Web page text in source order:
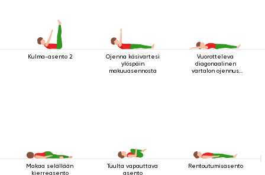
Kulma-asento 2
Ojenna käsivartesi
ylöspäin
makuuasennosta
Vuorotteleva
diagonaalinen
vartalon ojennus
Makaa selällään
kierreasento
Tuulta vapauttava
asento
Rentoutumisasento